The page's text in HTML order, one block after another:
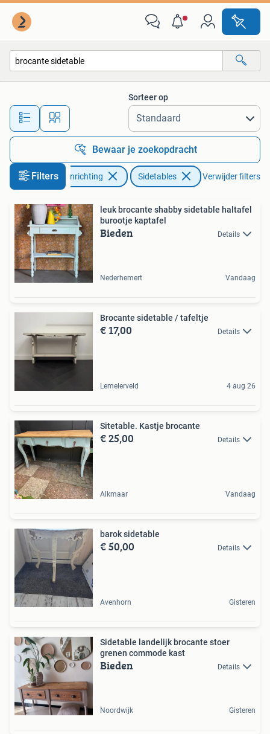
Alle afstanden…
Sorteer op
Bewaar je zoekopdracht
Filters
Huis en Inrichting Sidetables Verwijder filters
leuk brocante shabby sidetable haltafel
burootje kaptafel
Bieden Details
Nederhemert Vandaag
Brocante sidetable / tafeltje
€ 17,00 Details
Lemelerveld 4 aug 26
Sitetable. Kastje brocante
€ 25,00 Details
Alkmaar Vandaag
barok sidetable
€ 50,00 Details
Avenhorn Gisteren
Sidetable landelijk brocante stoer
grenen commode kast
Bieden Details
Noordwijk Gisteren